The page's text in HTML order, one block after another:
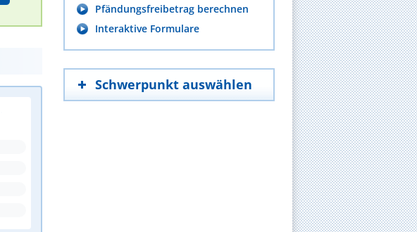
Pfändungsfreibetrag berechnen
Interaktive Formulare
Schwerpunkt auswählen